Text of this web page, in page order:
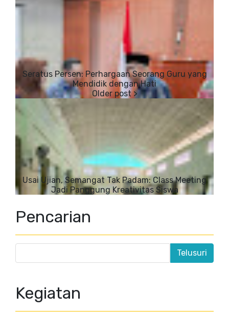
Seratus Persen: Perhargaan Seorang Guru yang
Mendidik dengan Hati
Usai Ujian, Semangat Tak Padam: Class Meeting
Jadi Panggung Kreativitas Siswa
Pencarian
Kegiatan